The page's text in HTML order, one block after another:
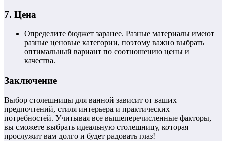
7. Цена
Определите бюджет заранее. Разные материалы имеют
разные ценовые категории, поэтому важно выбрать
оптимальный вариант по соотношению цены и
качества.
Заключение
Выбор столешницы для ванной зависит от ваших
предпочтений, стиля интерьера и практических
потребностей. Учитывая все вышеперечисленные факторы,
вы сможете выбрать идеальную столешницу, которая
прослужит вам долго и будет радовать глаз!